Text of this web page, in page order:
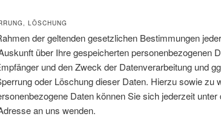
LÖSCHUNG
der geltenden gesetzlichen Bestimmungen
über Ihre gespeicherten personenbezogenen
und den Zweck der Datenverarbeitung und
oder Löschung dieser Daten. Hierzu sowie zu
Daten können Sie sich jederzeit
an uns wenden.